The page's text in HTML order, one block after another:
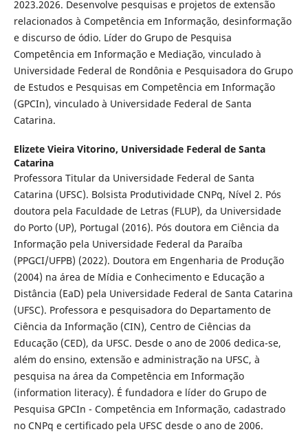
2023.2026. Desenvolve pesquisas e projetos de extensão
relacionados à Competência em Informação, desinformação
e discurso de ódio. Líder do Grupo de Pesquisa
Competência em Informação e Mediação, vinculado à
Universidade Federal de Rondônia e Pesquisadora do Grupo
de Estudos e Pesquisas em Competência em Informação
(GPCIn), vinculado à Universidade Federal de Santa
Catarina.
Elizete Vieira Vitorino, Universidade Federal de Santa
Catarina
Professora Titular da Universidade Federal de Santa
Catarina (UFSC). Bolsista Produtividade CNPq, Nível 2. Pós
doutora pela Faculdade de Letras (FLUP), da Universidade
do Porto (UP), Portugal (2016). Pós doutora em Ciência da
Informação pela Universidade Federal da Paraíba
(PPGCI/UFPB) (2022). Doutora em Engenharia de Produção
(2004) na área de Mídia e Conhecimento e Educação a
Distância (EaD) pela Universidade Federal de Santa Catarina
(UFSC). Professora e pesquisadora do Departamento de
Ciência da Informação (CIN), Centro de Ciências da
Educação (CED), da UFSC. Desde o ano de 2006 dedica-se,
além do ensino, extensão e administração na UFSC, à
pesquisa na área da Competência em Informação
(information literacy). É fundadora e líder do Grupo de
Pesquisa GPCIn - Competência em Informação, cadastrado
no CNPq e certificado pela UFSC desde o ano de 2006.